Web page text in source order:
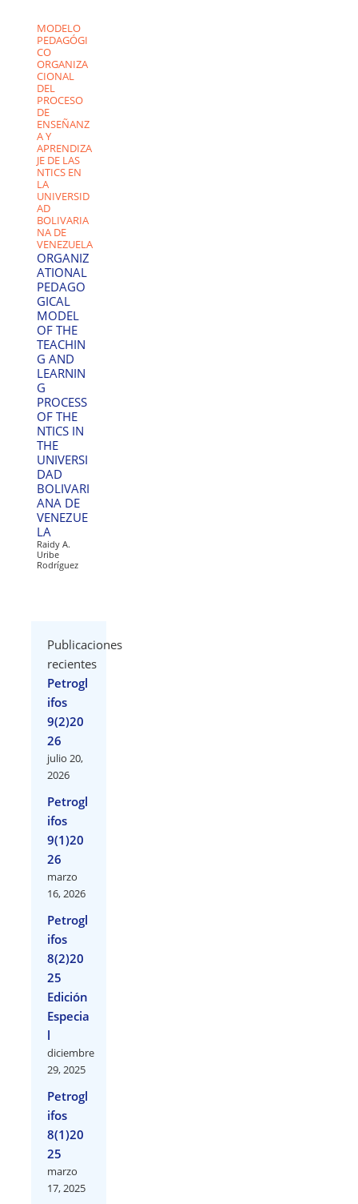
MODELO
PEDAGÓGI
CO
ORGANIZA
CIONAL
DEL
PROCESO
DE
ENSEÑANZ
A Y
APRENDIZA
JE DE LAS
NTICS EN
LA
UNIVERSID
AD
BOLIVARIA
NA DE
VENEZUELA
ORGANIZ
ATIONAL
PEDAGO
GICAL
MODEL
OF THE
TEACHIN
G AND
LEARNIN
G
PROCESS
OF THE
NTICS IN
THE
UNIVERSI
DAD
BOLIVARI
ANA DE
VENEZUE
LA
Raidy A.
Uribe
Rodríguez
Publicaciones
recientes
Petrogl
ifos
9(2)20
26
julio 20,
2026
Petrogl
ifos
9(1)20
26
marzo
16, 2026
Petrogl
ifos
8(2)20
25
Edición
Especia
l
diciembre
29, 2025
Petrogl
ifos
8(1)20
25
marzo
17, 2025